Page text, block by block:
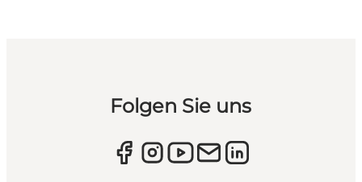
Folgen Sie uns